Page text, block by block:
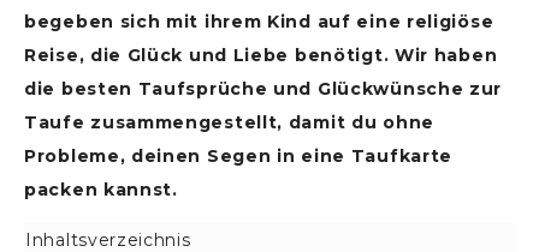
begeben sich mit ihrem Kind auf eine religiöse
Reise, die Glück und Liebe benötigt. Wir haben
die besten Taufsprüche und Glückwünsche zur
Taufe zusammengestellt, damit du ohne
Probleme, deinen Segen in eine Taufkarte
packen kannst.
Inhaltsverzeichnis